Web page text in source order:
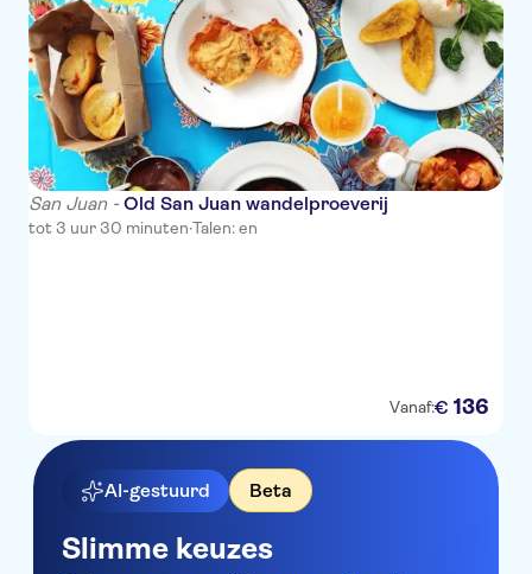
San Juan -Old San Juan wandelproeverij
tot 3 uur 30 minuten·Talen: en
Vanaf:€ 136
AI-gestuurd Beta
Slimme keuzes